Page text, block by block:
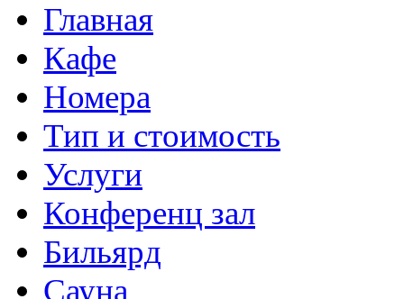
Главная
Кафе
Номера
Тип и стоимость
Услуги
Конференц зал
Бильярд
Сауна